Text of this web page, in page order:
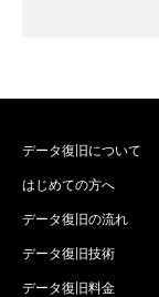
データ復旧について
はじめての方へ
データ復旧の流れ
データ復旧技術
データ復旧料金